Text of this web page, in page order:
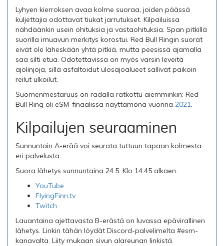
Lyhyen kierroksen avaa kolme suoraa, joiden päässä
kuljettajia odottavat tiukat jarrutukset. Kilpailuissa
nähdäänkin usein ohituksia ja vastaohituksia. Span pitkillä
suorilla imuavun merkitys korostui. Red Bull Ringin suorat
eivät ole läheskään yhtä pitkiä, mutta peesissä ajamalla
saa silti etua. Odotettavissa on myös varsin leveitä
ajolinjoja, sillä asfaltoidut ulosajoalueet sallivat paikoin
reilut ulkoilut.
Suomenmestaruus on radalla ratkottu aiemminkin: Red
Bull Ring oli eSM-finaalissa näyttämönä vuonna 2021.
Kilpailujen seuraaminen
Sunnuntain A-erää voi seurata tuttuun tapaan kolmesta
eri palvelusta.
Suora lähetys sunnuntaina 24.5. Klo 14.45 alkaen.
YouTube
FlyingFinn.tv
Twitch
Lauantaina ajettavasta B-erästä on luvassa epävirallinen
lähetys. Linkin tähän löydät Discord-palvelimelta #esm-
kanavalta. Liity mukaan sivun alareunan linkistä.